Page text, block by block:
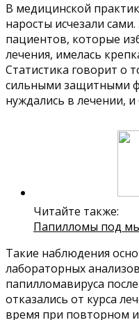
В медицинской
наросты исчезали
пациентов, которые
лечения, имелась
Статистика говорит о
сильными защитными
нуждались в лечении,
Читайте также:
Папилломы под
Такие наблюдения
лабораторных
папилломавируса
отказались от курса
время при повторном